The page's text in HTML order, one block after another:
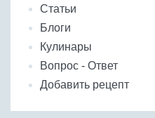
Статьи
Блоги
Кулинары
Вопрос - Ответ
Добавить рецепт